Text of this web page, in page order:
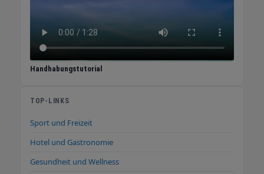
Handhabungstutorial
TOP-LINKS
Sport und Freizeit
Hotel und Gastronomie
Gesundheit und Wellness